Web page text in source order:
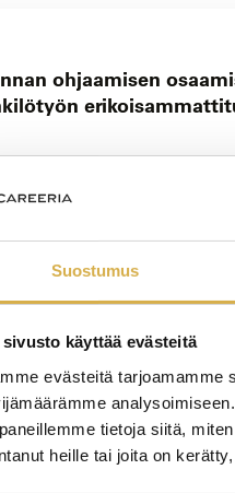
Suostumus
sivusto käyttää evästeitä
evästeitä tarjoamamme
tietoja siitä,
heille tai joita on
ohjaamisen
alan perustutkinto
Liiketoiminnan